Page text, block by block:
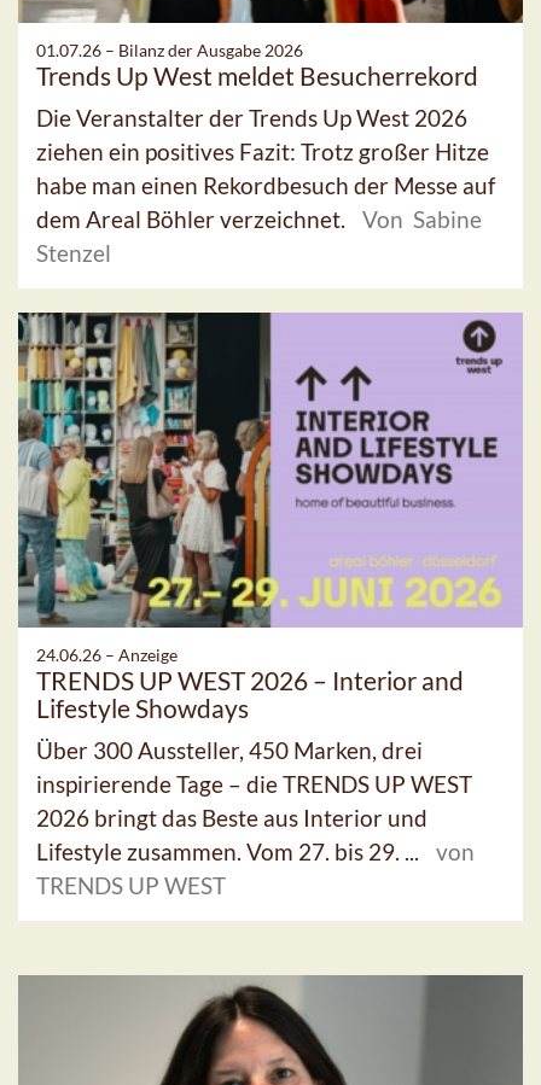
01.07.26 – Bilanz der Ausgabe 2026
Trends Up West meldet Besucherrekord
Die Veranstalter der Trends Up West 2026
ziehen ein positives Fazit: Trotz großer Hitze
habe man einen Rekordbesuch der Messe auf
dem Areal Böhler verzeichnet.
Von Sabine
Stenzel
24.06.26 – Anzeige
TRENDS UP WEST 2026 – Interior and
Lifestyle Showdays
Über 300 Aussteller, 450 Marken, drei
inspirierende Tage – die TRENDS UP WEST
2026 bringt das Beste aus Interior und
Lifestyle zusammen. Vom 27. bis 29. ...
von
TRENDS UP WEST